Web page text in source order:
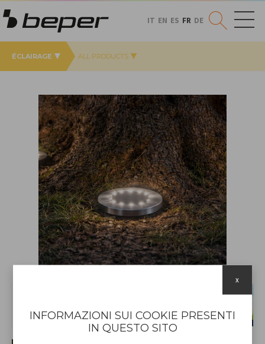
IT EN ES FR DE
ÉCLAIRAGE ALL PRODUCTS
INFORMAZIONI SUI COOKIE PRESENTI
IN QUESTO SITO
x